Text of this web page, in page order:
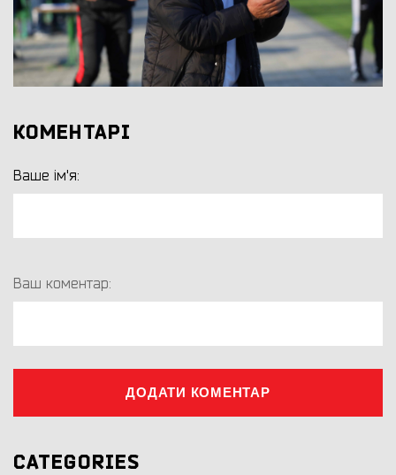
КОМЕНТАРІ
Ваше ім'я:
Ваш коментар:
ДОДАТИ КОМЕНТАР
CATEGORIES